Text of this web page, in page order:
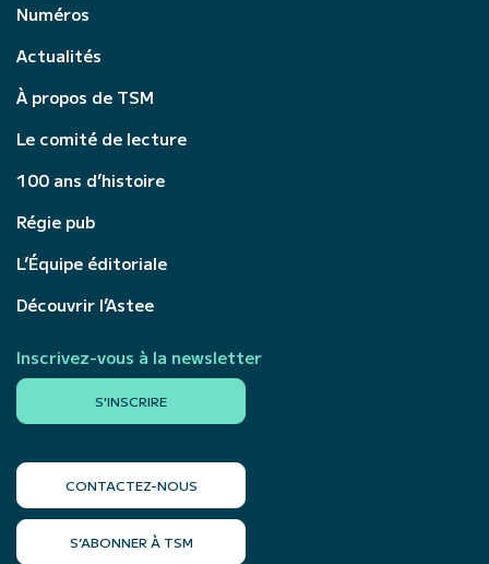
Numéros
Actualités
À propos de TSM
Le comité de lecture
100 ans d’histoire
Régie pub
L’Équipe éditoriale
Découvrir l’Astee
Inscrivez-vous à la newsletter
S'INSCRIRE
CONTACTEZ-NOUS
S’ABONNER À TSM